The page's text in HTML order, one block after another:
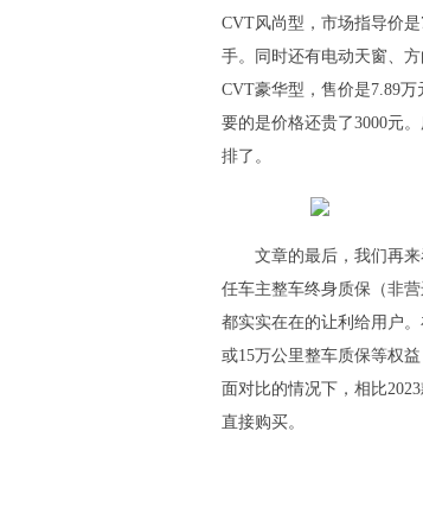
CVT风尚型，市场指导价
手。同时还有电动天窗、
CVT豪华型，售价是7.89
要的是价格还贵了3000元
排了。
文章的最后，我们再
任车主整车终身质保（非
都实实在在的让利给用户
或15万公里整车质保等权
面对比的情况下，相比
直接购买。